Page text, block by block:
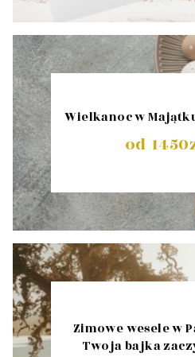
Wielkanoc w
od
Zimowe wesele w
Twoja bajka